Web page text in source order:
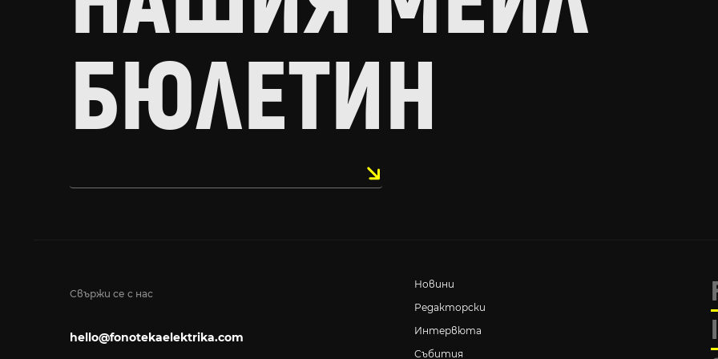
БЮЛЕТИН
Свържи се с нас
hello@fonotekaelektrika.com
Новини
Редакторски
Интервюта
Събития